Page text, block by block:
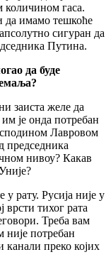
количином гаса.
да имамо тешкоће
сигуран да
Путина.
да буде
заиста желе да
је онда потребан
Лавровом
председника
нивоу? Какав
рату. Русија није у
тихог рата
Треба вам
није потребан
канали преко којих